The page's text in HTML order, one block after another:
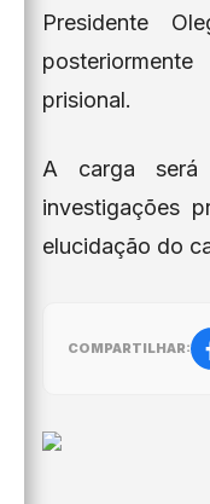
Presidente
prisional.
A carga
investigações
elucidação do
COMPARTILHAR: